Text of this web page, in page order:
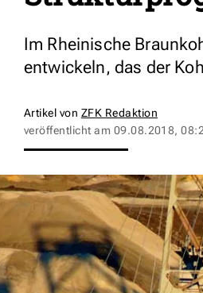
Im Rheinische
entwickeln, das der
Artikel von ZFK Redaktion
veröffentlicht am 09.08.2018,